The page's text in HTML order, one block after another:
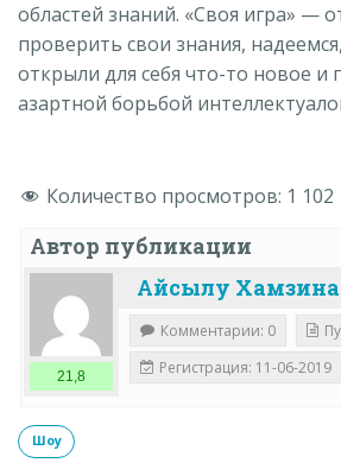
областей знаний. «Своя игра» —
проверить свои знания,
открыли для себя что-то новое и
азартной борьбой
Количество просмотров: 1 102
Автор публикации
Айсылу Хамзина
21,8
Комментарии: 0
Регистрация: 11-06-2019
Шоу